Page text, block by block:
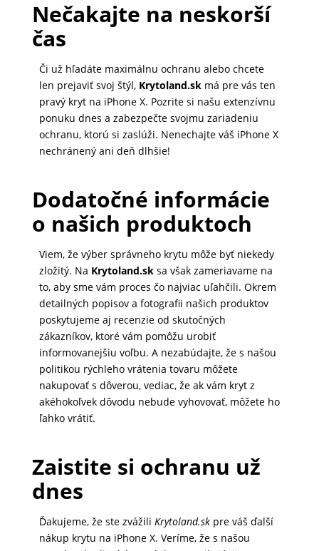
MATKA
ZÁHRADA
Nečakajte na neskorší
čas
Či už hľadáte maximálnu ochranu alebo chcete
len prejaviť svoj štýl, Krytoland.skmá pre vás ten
pravý kryt na iPhone X. Pozrite si našu extenzívnu
ponuku dnes a zabezpečte svojmu zariadeniu
ochranu, ktorú si zaslúži. Nenechajte váš iPhone X
nechránený ani deň dlhšie!
Dodatočné informácie
o našich produktoch
Viem, že výber správneho krytu môže byť niekedy
zložitý. Na Krytoland.sksa však zameriavame na
to, aby sme vám proces čo najviac uľahčili. Okrem
detailných popisov a fotografii našich produktov
poskytujeme aj recenzie od skutočných
zákazníkov, ktoré vám pomôžu urobiť
informovanejšiu voľbu. A nezabúdajte, že s našou
politikou rýchleho vrátenia tovaru môžete
nakupovať s dôverou, vediac, že ak vám kryt z
akéhokoľvek dôvodu nebude vyhovovať, môžete ho
ľahko vrátiť.
Zaistite si ochranu už
dnes
Ďakujeme, že ste zvážili Krytoland.skpre váš ďalší
nákup krytu na iPhone X. Veríme, že s našou